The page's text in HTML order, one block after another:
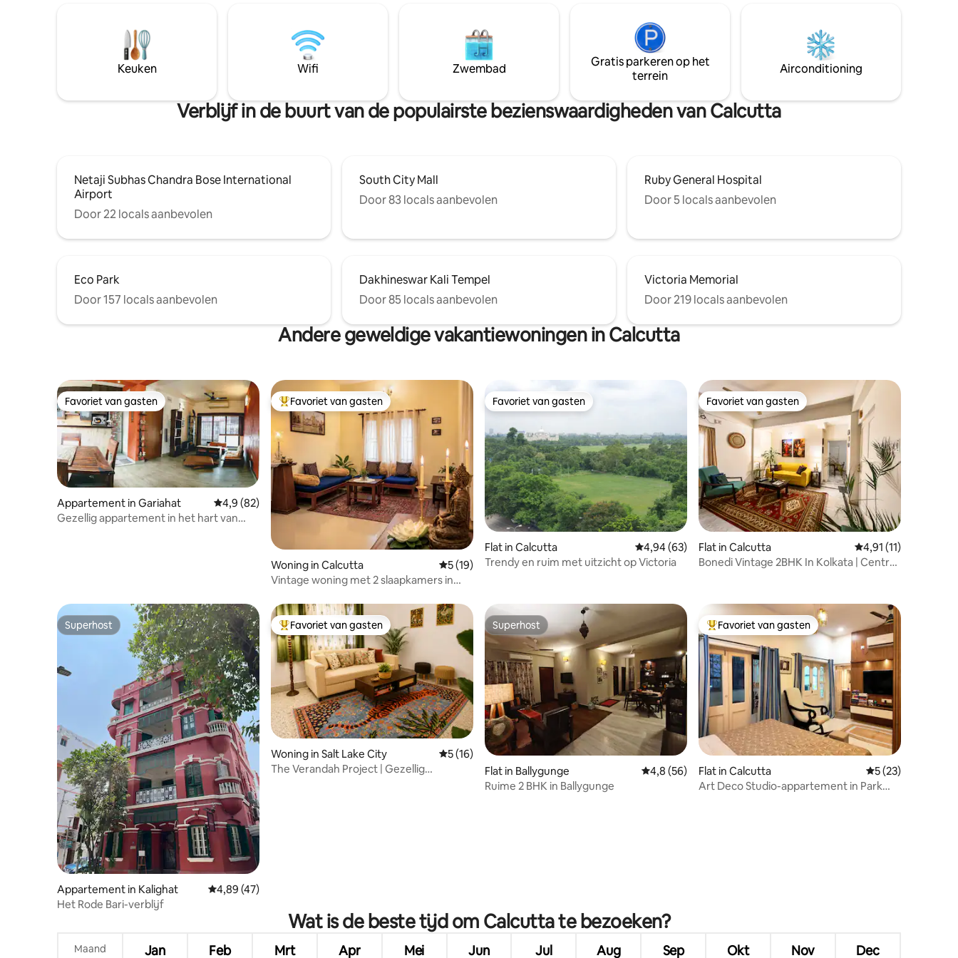
parkeergelegenheid en toegang tot het
terras en betaalde maaltijden
koelkast,inductie,magnetron,
keukengerei, broodrooster,waterkoker
enaquaguard Wifi 175mbps Smart-tv-
login met gastgegevens Gasten moeten
Betaald parkeren (birla mandir)
Keuken Wifi Zwembad
Gratis parkeren op het
terrein
Airconditioning
Verblijf in de buurt van de populairste bezienswaardigheden van Calcutta
Netaji Subhas Chandra Bose International
Airport
Door 22 locals aanbevolen
South City Mall
Door 83 locals aanbevolen
Ruby General Hospital
Door 5 locals aanbevolen
Eco Park
Door 157 locals aanbevolen
Dakhineswar Kali Tempel
Door 85 locals aanbevolen
Victoria Memorial
Door 219 locals aanbevolen
Andere geweldige vakantiewoningen in Calcutta
Favoriet van gasten
Favoriet van gasten
Appartement in Gariahat Gemiddelde beoordeling van 4,9 op 5, 82 recensies
4,9 (82)
Gezellig appartement in het hart van
Topfavoriet van gasten
Favoriet van gasten
Woning in Calcutta Gemiddelde beoordeling van 5 op 5, 19 recensies
5 (19)
Vintage woning met 2 slaapkamers in
Favoriet van gasten
Favoriet van gasten
Flat in Calcutta Gemiddelde beoordeling van 4,94 op 5, 63 recensies
4,94 (63)
Trendy en ruim met uitzicht op Victoria
Favoriet van gasten
Favoriet van gasten
Flat in Calcutta Gemiddelde
4,91 (11)
Bonedi Vintage 2BHK In Kolkata | Central
Superhost
Superhost
Appartement in Kalighat Gemiddelde beoordeling van 4,89 op 5, 47 recensies
4,89 (47)
Het Rode Bari-verblijf
Topfavoriet van gasten
Favoriet van gasten
Woning in Salt Lake City Gemiddelde beoordeling van 5 op 5, 16 recensies
5 (16)
The Verandah Project | Gezellig
Superhost
Superhost
Flat in Ballygunge Gemiddelde beoordeling van 4,8 op 5, 56 recensies
4,8 (56)
Ruime 2 BHK in Ballygunge
Topfavoriet van gasten
Favoriet van gasten
Flat in Calcutta Gemiddelde
5 (23)
Art Deco Studio-appartement in Park
Wat is de beste tijd om Calcutta te bezoeken?
Maand Jan Feb Mrt Apr Mei Jun Jul Aug Sep Okt Nov Dec